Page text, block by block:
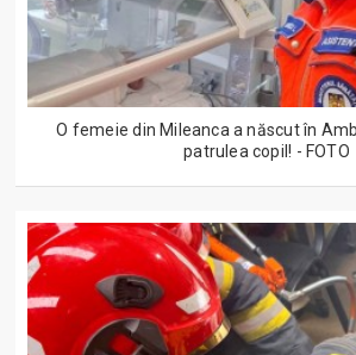
O femeie din Mileanca a născut în
patrulea copil! - FOTO